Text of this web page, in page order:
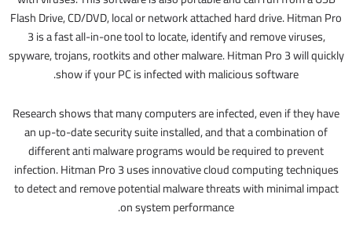
Flash Drive, CD/DVD, local or network attached hard drive. Hitman Pro
3 is a fast all-in-one tool to locate, identify and remove viruses,
spyware, trojans, rootkits and other malware. Hitman Pro 3 will quickly
show if your PC is infected with malicious software.
Research shows that many computers are infected, even if they have
an up-to-date security suite installed, and that a combination of
different anti malware programs would be required to prevent
infection. Hitman Pro 3 uses innovative cloud computing techniques
to detect and remove potential malware threats with minimal impact
on system performance.